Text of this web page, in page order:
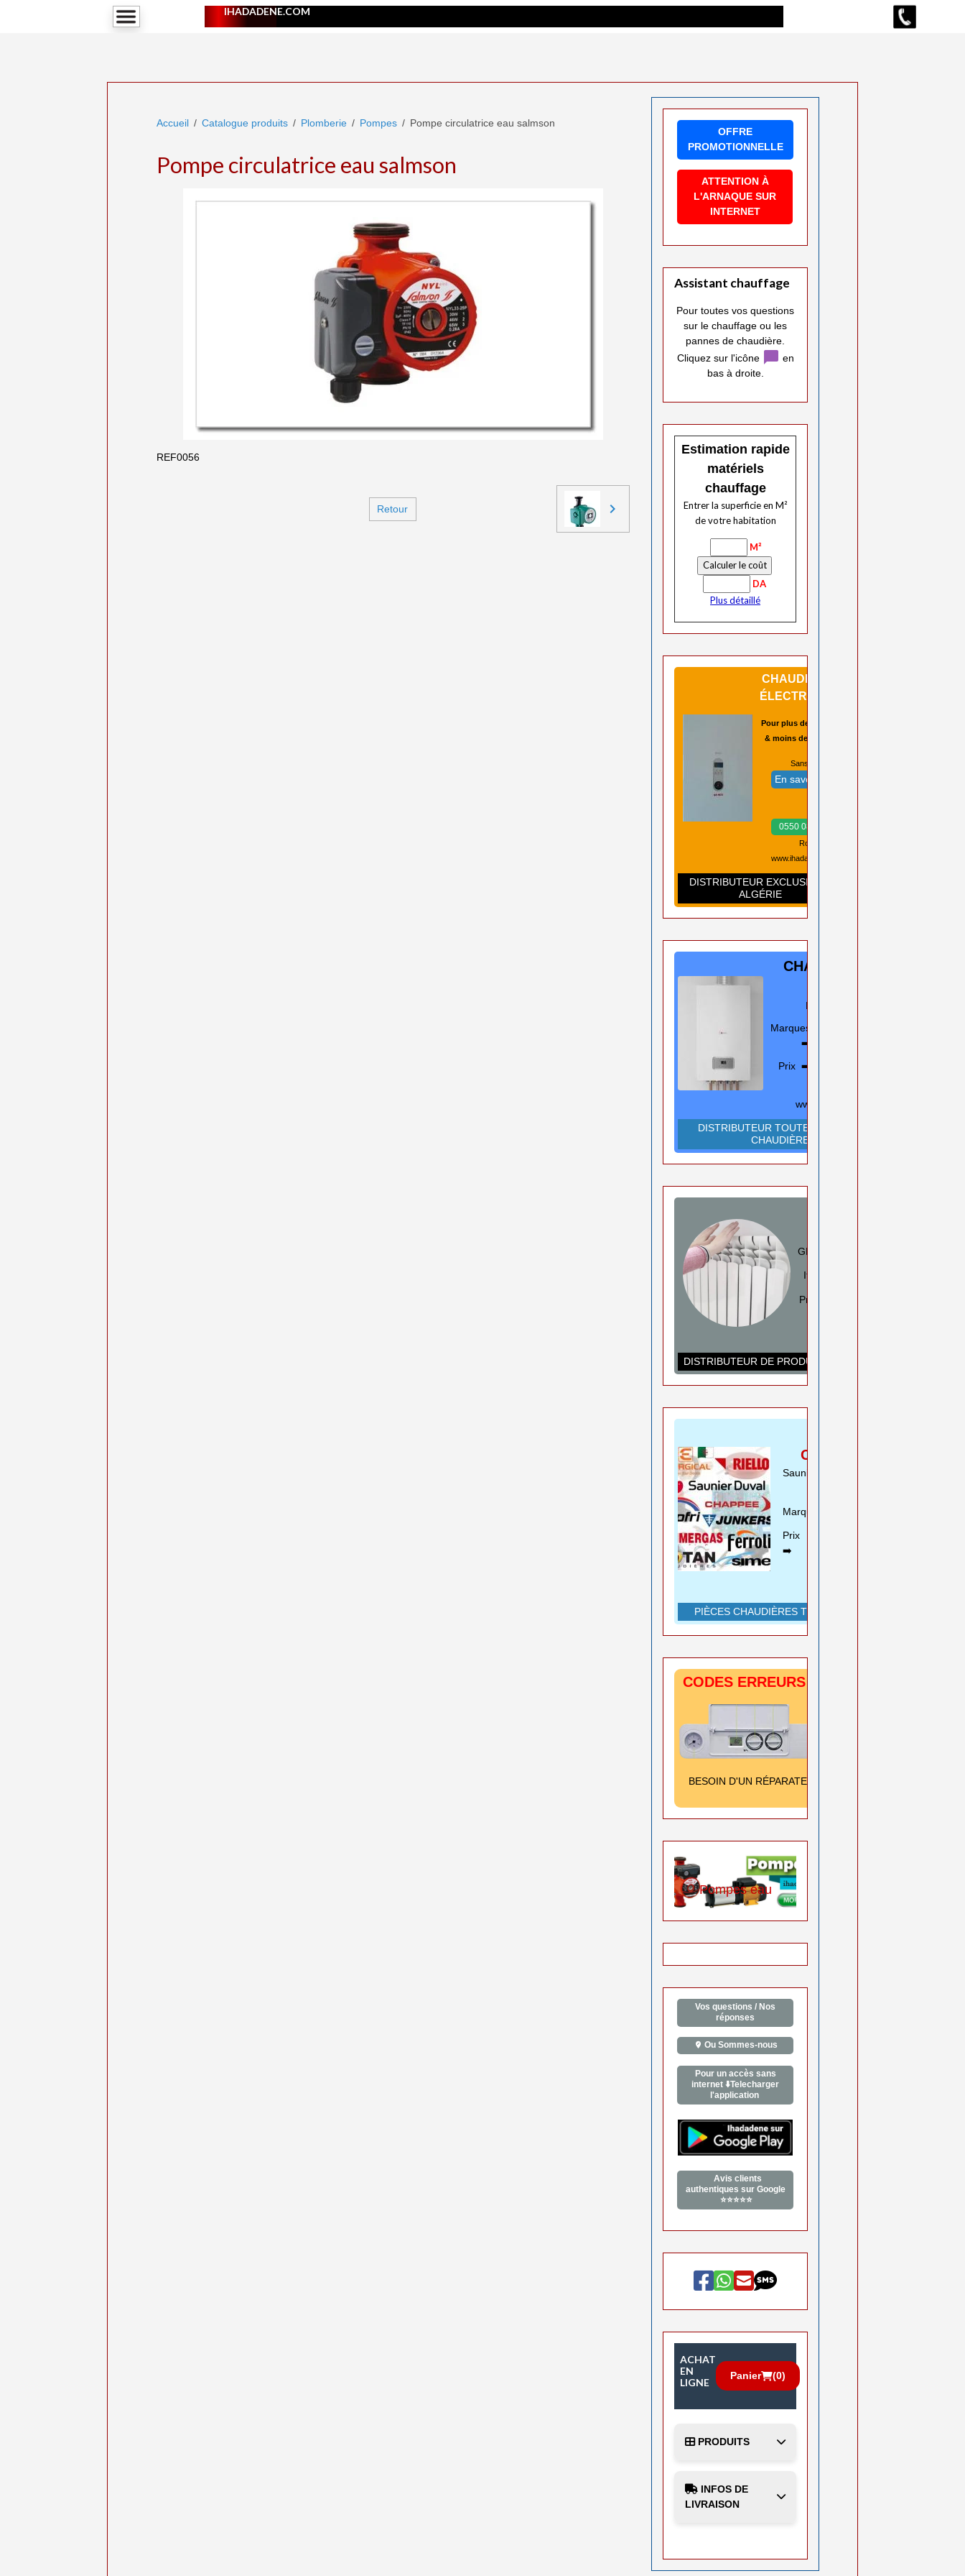
IHADADENE.COM
Accueil Catalogue produits Plomberie Pompes Pompe circulatrice eau salmson
Pompe circulatrice eau salmson
REF0056
Retour
OFFRE
PROMOTIONNELLE
ATTENTION À
L'ARNAQUE SUR
INTERNET
Assistant chauffage
Pour toutes vos questions
sur le chauffage ou les
pannes de chaudière.
Cliquez sur l'icône
chat_bubble en
bas à droite.
Estimation rapide
matériels
chauffage
Entrer la superficie en M²
de votre habitation
M²
DA
Plus détaillé
CHAUDIÈRES
ÉLECTRIQUES
Pour plus de sécurité
& moins de pannes
Sans CO2 ➡️
En savoir plus
0550 08 11 52
Rouiba Alger
www.ihadadene.com
DISTRIBUTEUR EXCLUSIF EN
ALGÉRIE
CHAUDIÈRES
Murale/Sol
Marques
➡️
Prix ➡️
www.ihadadene.com
DISTRIBUTEUR TOUTES MARQUES
CHAUDIÈRES
GLOBAL/FARAL/HELYOS
Italie
Prix ➡️
DISTRIBUTEUR DE PRODUITS DE CHAUFFAGE
CHAUDIÈRES
Saunier Duval Riello Beretta
Marques➡️
Prix
➡️
PIÈCES CHAUDIÈRES TOUTES MARQUES
CODES ERREURS CHAUDIÈRES
BESOIN D'UN RÉPARATEUR
Pompes eau Produits sika
Vos questions / Nos
réponses
Ou Sommes-nous
Pour un accès sans
internet ⬇️Telecharger
l'application
Avis clients
authentiques sur Google
⭐⭐⭐⭐⭐
ACHAT
EN
LIGNE
Panier (0)
PRODUITS
INFOS DE
LIVRAISON